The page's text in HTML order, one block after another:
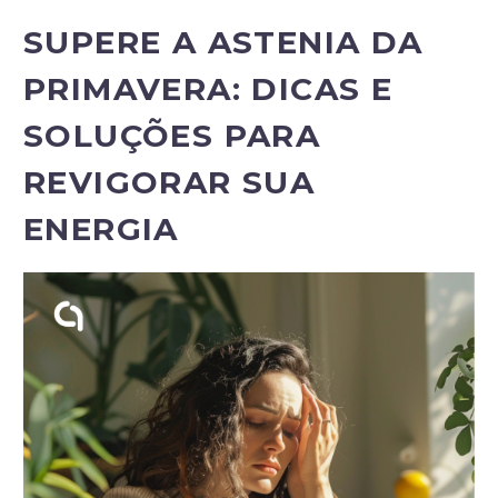
SUPERE A ASTENIA DA
PRIMAVERA: DICAS E
SOLUÇÕES PARA
REVIGORAR SUA
ENERGIA